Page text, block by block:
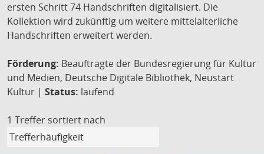
ersten Schritt 74 Handschriften digitalisiert. Die
Kollektion wird zukünftig um weitere mittelalterliche
Handschriften erweitert werden.
Förderung: Beauftragte der Bundesregierung für Kultur
und Medien, Deutsche Digitale Bibliothek, Neustart
Kultur | Status: laufend
1 Treffer sortiert nach